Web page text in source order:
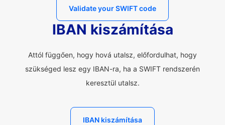
Validate your SWIFT code
IBAN kiszámítása
Attól függően, hogy hová utalsz, előfordulhat, hogy
szükséged lesz egy IBAN-ra, ha a SWIFT rendszerén
keresztül utalsz.
IBAN kiszámítása